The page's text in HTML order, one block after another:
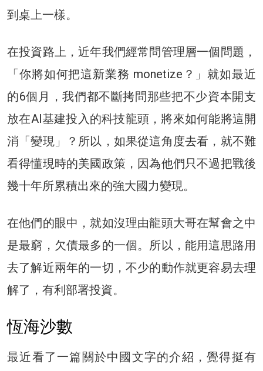
到桌上一樣。
在投資路上，近年我們經常問管理層一個問題，
「你將如何把這新業務 monetize？」就如最近
的6個月，我們都不斷拷問那些把不少資本開支
放在AI基建投入的科技龍頭，將來如何能將這開
消「變現」？所以，如果從這角度去看，就不難
看得懂現時的美國政策，因為他們只不過把戰後
幾十年所累積出來的強大國力變現。
在他們的眼中，就如沒理由龍頭大哥在幫會之中
是最窮，欠債最多的一個。所以，能用這思路用
去了解近兩年的一切，不少的動作就更容易去理
解了，有利部署投資。
恆海沙數
最近看了一篇關於中國文字的介紹，覺得挺有